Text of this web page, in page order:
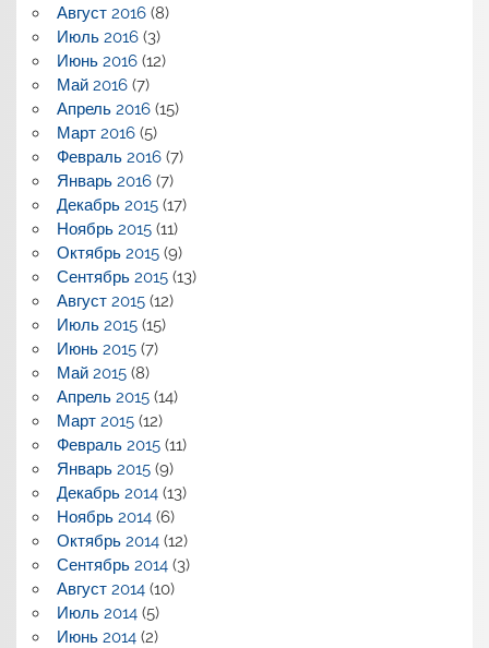
Август 2016(8)
Июль 2016(3)
Июнь 2016(12)
Май 2016(7)
Апрель 2016(15)
Март 2016(5)
Февраль 2016(7)
Январь 2016(7)
Декабрь 2015(17)
Ноябрь 2015(11)
Октябрь 2015(9)
Сентябрь 2015(13)
Август 2015(12)
Июль 2015(15)
Июнь 2015(7)
Май 2015(8)
Апрель 2015(14)
Март 2015(12)
Февраль 2015(11)
Январь 2015(9)
Декабрь 2014(13)
Ноябрь 2014(6)
Октябрь 2014(12)
Сентябрь 2014(3)
Август 2014(10)
Июль 2014(5)
Июнь 2014(2)